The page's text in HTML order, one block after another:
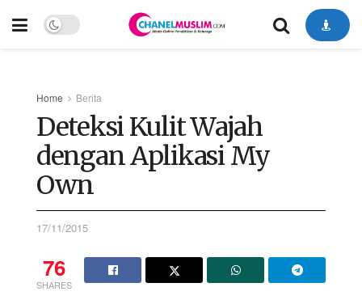
Home Berita
Deteksi Kulit Wajah
dengan Aplikasi My
Own
17/11/2015
76
SHARES